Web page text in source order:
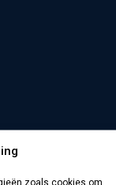
zoals cookies om